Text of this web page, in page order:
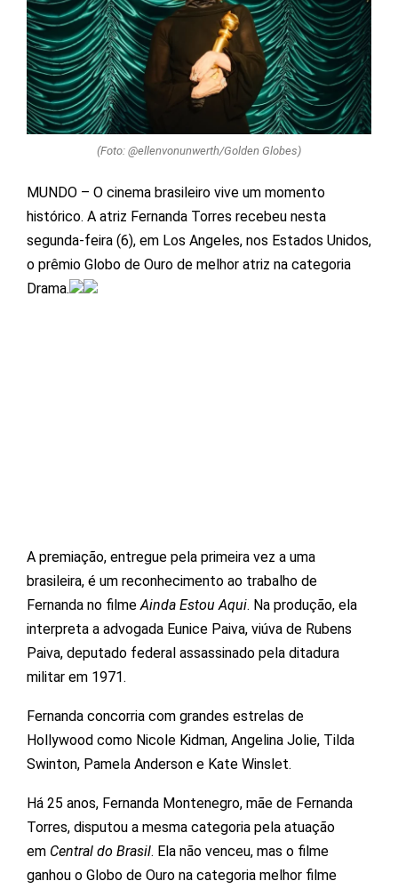
(Foto: @ellenvonunwerth/Golden Globes)
MUNDO – O cinema brasileiro vive um momento
histórico. A atriz Fernanda Torres recebeu nesta
segunda-feira (6), em Los Angeles, nos Estados Unidos,
o prêmio Globo de Ouro de melhor atriz na categoria
Drama.
A premiação, entregue pela primeira vez a uma
brasileira, é um reconhecimento ao trabalho de
Fernanda no filme Ainda Estou Aqui. Na produção, ela
interpreta a advogada Eunice Paiva, viúva de Rubens
Paiva, deputado federal assassinado pela ditadura
militar em 1971.
Fernanda concorria com grandes estrelas de
Hollywood como Nicole Kidman, Angelina Jolie, Tilda
Swinton, Pamela Anderson e Kate Winslet.
Há 25 anos, Fernanda Montenegro, mãe de Fernanda
Torres, disputou a mesma categoria pela atuação
em Central do Brasil. Ela não venceu, mas o filme
ganhou o Globo de Ouro na categoria melhor filme